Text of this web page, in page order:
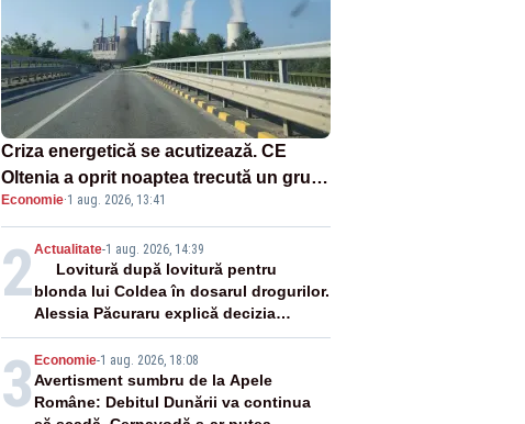
Criza energetică se acutizează. CE
Oltenia a oprit noaptea trecută un grup
energetic de la Rovinari
Economie·1 aug. 2026, 13:41
2Actualitate-1 aug. 2026, 14:39
Lovitură după lovitură pentru
blonda lui Coldea în dosarul drogurilor.
Alessia Păcuraru explică decizia
magistraților
3 Economie-1 aug. 2026, 18:08
Avertisment sumbru de la Apele
Române: Debitul Dunării va continua